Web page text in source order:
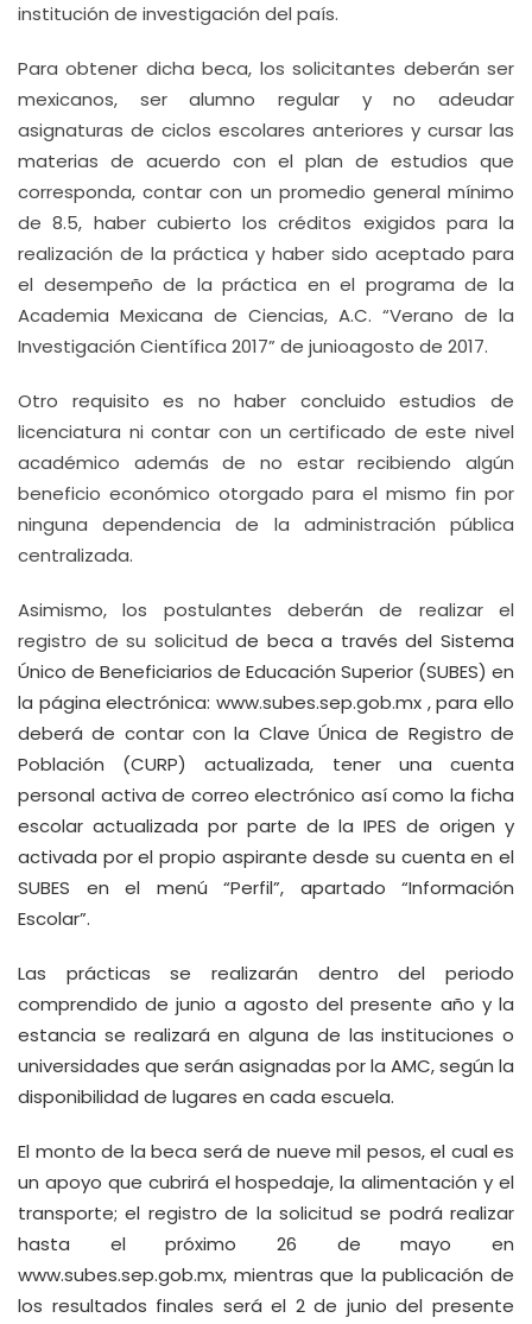
institución de investigación del país.
Para obtener dicha beca, los solicitantes deberán ser
mexicanos, ser alumno regular y no adeudar
asignaturas de ciclos escolares anteriores y cursar las
materias de acuerdo con el plan de estudios que
corresponda, contar con un promedio general mínimo
de 8.5, haber cubierto los créditos exigidos para la
realización de la práctica y haber sido aceptado para
el desempeño de la práctica en el programa de la
Academia Mexicana de Ciencias, A.C. “Verano de la
Investigación Científica 2017” de junio­agosto de 2017.
Otro requisito es no haber concluido estudios de
licenciatura ni contar con un certificado de este nivel
académico además de no estar recibiendo algún
beneficio económico otorgado para el mismo fin por
ninguna dependencia de la administración pública
centralizada.
Asimismo, los postulantes deberán de realizar el
registro de su solicitud de beca a través del Sistema
Único de Beneficiarios de Educación Superior (SUBES) en
la página electrónica: www.subes.sep.gob.mx , para ello
deberá de contar con la Clave Única de Registro de
Población (CURP) actualizada, tener una cuenta
personal activa de correo electrónico así como la ficha
escolar actualizada por parte de la IPES de origen y
activada por el propio aspirante desde su cuenta en el
SUBES en el menú “Perfil”, apartado “Información
Escolar”.
Las prácticas se realizarán dentro del periodo
comprendido de junio a agosto del presente año y la
estancia se realizará en alguna de las instituciones o
universidades que serán asignadas por la AMC, según la
disponibilidad de lugares en cada escuela.
El monto de la beca será de nueve mil pesos, el cual es
un apoyo que cubrirá el hospedaje, la alimentación y el
transporte; el registro de la solicitud se podrá realizar
hasta el próximo 26 de mayo en
www.subes.sep.gob.mx, mientras que la publicación de
los resultados finales será el 2 de junio del presente